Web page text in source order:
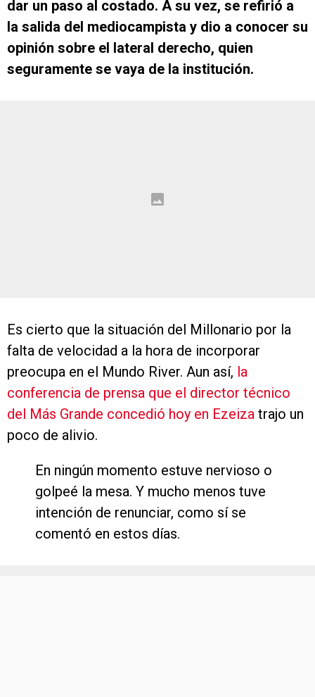
dar un paso al costado. A su vez, se refirió a
la salida del mediocampista y dio a conocer su
opinión sobre el lateral derecho, quien
seguramente se vaya de la institución.
Es cierto que la situación del Millonario por la
falta de velocidad a la hora de incorporar
preocupa en el Mundo River. Aun así, la
conferencia de prensa que el director técnico
del Más Grande concedió hoy en Ezeiza trajo un
poco de alivio.
En ningún momento estuve nervioso o
golpeé la mesa. Y mucho menos tuve
intención de renunciar, como sí se
comentó en estos días.